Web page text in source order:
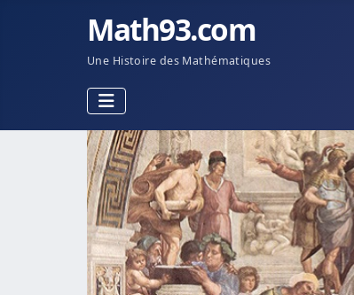
Math93.com
Une Histoire des Mathématiques